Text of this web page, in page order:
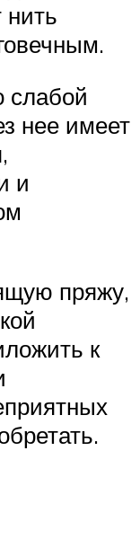
нить
слабой
нее имеет
и
пряжу,
к